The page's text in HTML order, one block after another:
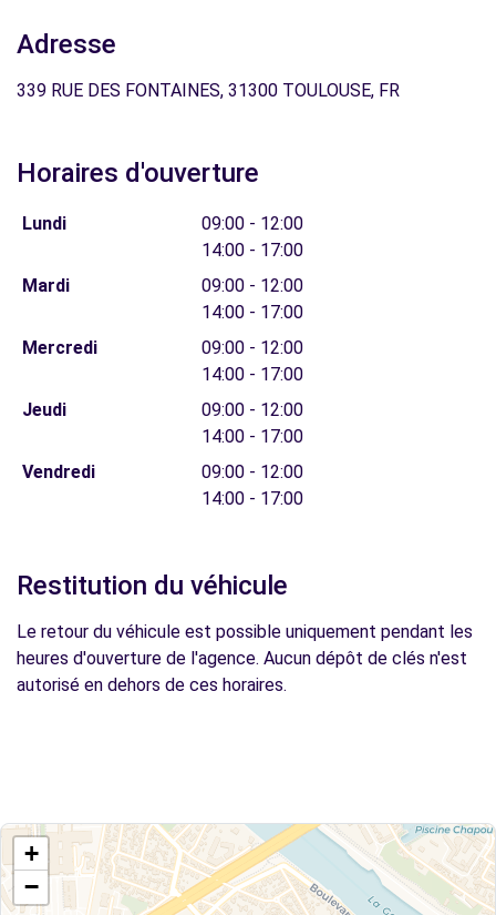
Adresse
339 RUE DES FONTAINES, 31300 TOULOUSE, FR
Horaires d'ouverture
Lundi
09:00 - 12:00
14:00 - 17:00
Mardi
09:00 - 12:00
14:00 - 17:00
Mercredi
09:00 - 12:00
14:00 - 17:00
Jeudi
09:00 - 12:00
14:00 - 17:00
Vendredi
09:00 - 12:00
14:00 - 17:00
Restitution du véhicule
Le retour du véhicule est possible uniquement pendant les
heures d'ouverture de l'agence. Aucun dépôt de clés n'est
autorisé en dehors de ces horaires.
+
−